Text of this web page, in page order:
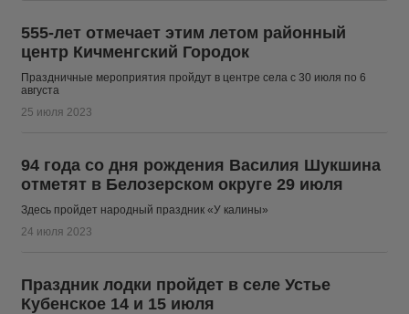
555-лет отмечает этим летом районный
центр Кичменгский Городок
Праздничные мероприятия пройдут в центре села с 30 июля по 6
августа
25 июля 2023
94 года со дня рождения Василия Шукшина
отметят в Белозерском округе 29 июля
Здесь пройдет народный праздник «У калины»
24 июля 2023
Праздник лодки пройдет в селе Устье
Кубенское 14 и 15 июля